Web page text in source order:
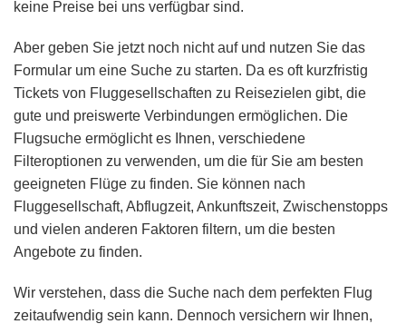
keine Preise bei uns verfügbar sind.
Aber geben Sie jetzt noch nicht auf und nutzen Sie das
Formular um eine Suche zu starten. Da es oft kurzfristig
Tickets von Fluggesellschaften zu Reisezielen gibt, die
gute und preiswerte Verbindungen ermöglichen. Die
Flugsuche ermöglicht es Ihnen, verschiedene
Filteroptionen zu verwenden, um die für Sie am besten
geeigneten Flüge zu finden. Sie können nach
Fluggesellschaft, Abflugzeit, Ankunftszeit, Zwischenstopps
und vielen anderen Faktoren filtern, um die besten
Angebote zu finden.
Wir verstehen, dass die Suche nach dem perfekten Flug
zeitaufwendig sein kann. Dennoch versichern wir Ihnen,